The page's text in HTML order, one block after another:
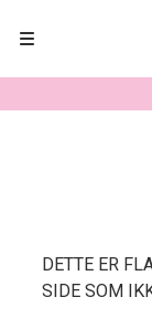
DETTE ER
SIDE SOM